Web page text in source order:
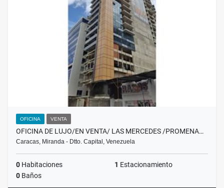
OFICINA VENTA
OFICINA DE LUJO/EN VENTA/ LAS MERCEDES /PROMENA…
Caracas, Miranda - Dtto. Capital, Venezuela
0 Habitaciones 1 Estacionamiento
0 Baños